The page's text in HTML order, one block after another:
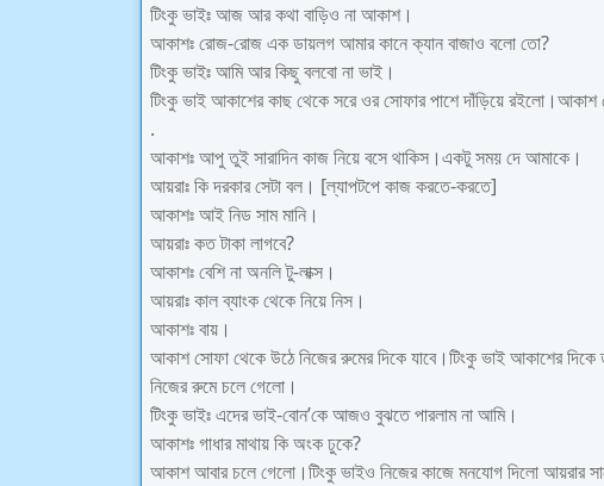
টিংকু ভাইঃ আজ আর কথা বাড়িও না আকাশ।
আকাশঃ রোজ-রোজ এক ডায়লগ আমার কানে ক্যান বাজাও বলো তো?
টিংকু ভাইঃ আমি আর কিছু বলবো না ভাই।
টিংকু ভাই আকাশের কাছ থেকে সরে ওর সোফার পাশে দাঁড়িয়ে
.
আকাশঃ আপু তুই সারাদিন কাজ নিয়ে বসে থাকিস।একটু সময় দে আমাকে।
আয়রাঃ কি দরকার সেটা বল। [ল্যাপটপে কাজ করতে-করতে]
আকাশঃ আই নিড সাম মানি।
আয়রাঃ কত টাকা লাগবে?
আকাশঃ বেশি না অনলি টু-লাক্স।
আয়রাঃ কাল ব্যাংক থেকে নিয়ে নিস।
আকাশঃ বায়।
আকাশ সোফা থেকে উঠে নিজের রুমের দিকে যাবে।টিংকু ভাই আকাশের
নিজের রুমে চলে গেলো।
টিংকু ভাইঃ এদের ভাই-বোন’কে আজও বুঝতে পারলাম না আমি।
আকাশঃ গাধার মাথায় কি অংক ঢুকে?
আকাশ আবার চলে গেলো।টিংকু ভাইও নিজের কাজে মনযোগ দিলো আয়রার